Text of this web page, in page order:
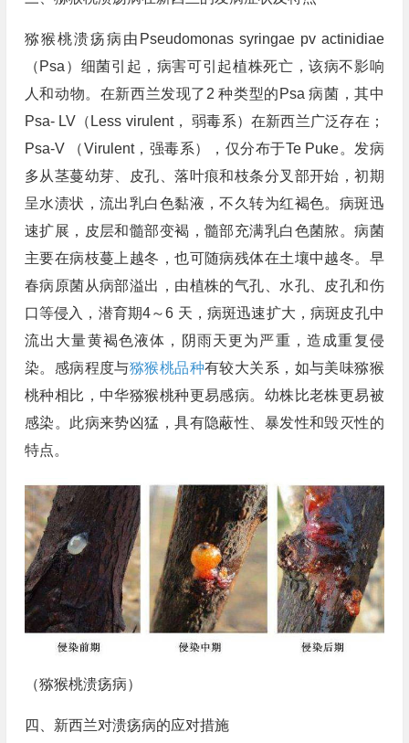
猕猴桃溃疡病由Pseudomonas syringae pv actinidiae
（Psa）细菌引起，病害可引起植株死亡，该病不影响
人和动物。在新西兰发现了2 种类型的Psa 病菌，其中
Psa- LV（Less virulent， 弱毒系）在新西兰广泛存在；
Psa-V （Virulent，强毒系），仅分布于Te Puke。发病
多从茎蔓幼芽、皮孔、落叶痕和枝条分叉部开始，初期
呈水渍状，流出乳白色黏液，不久转为红褐色。病斑迅
速扩展，皮层和髓部变褐，髓部充满乳白色菌脓。病菌
主要在病枝蔓上越冬，也可随病残体在土壤中越冬。早
春病原菌从病部溢出，由植株的气孔、水孔、皮孔和伤
口等侵入，潜育期4～6 天，病斑迅速扩大，病斑皮孔中
流出大量黄褐色液体，阴雨天更为严重，造成重复侵
染。感病程度与猕猴桃品种有较大关系，如与美味猕猴
桃种相比，中华猕猴桃种更易感病。幼株比老株更易被
感染。此病来势凶猛，具有隐蔽性、暴发性和毁灭性的
特点。
（猕猴桃溃疡病）
四、新西兰对溃疡病的应对措施